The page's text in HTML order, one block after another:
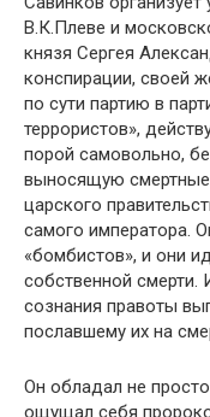
В.К.Плеве и
князя Сергея
конспирации, своей
по сути партию в
террористов»,
порой самовольно,
выносящую смертные
царского
самого императора.
«бомбистов», и они
собственной
сознания правоты
пославшему их на
Он обладал не
ощущал себя